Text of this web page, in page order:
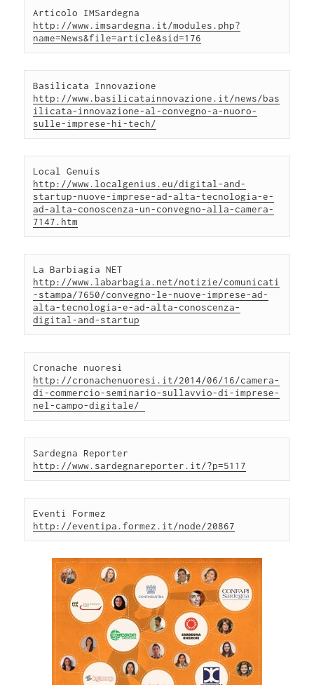
http://www.imsardegna.it/modules.php?
name=News&file=article&sid=176
http://www.basilicatainnovazione.it/news/bas
ilicata-innovazione-al-convegno-a-nuoro-
sulle-imprese-hi-tech/
http://www.localgenius.eu/digital-and-
startup-nuove-imprese-ad-alta-tecnologia-e-
ad-alta-conoscenza-un-convegno-alla-camera-
7147.htm
http://www.labarbagia.net/notizie/comunicati
-stampa/7650/convegno-le-nuove-imprese-ad-
alta-tecnologia-e-ad-alta-conoscenza-
digital-and-startup
http://cronachenuoresi.it/2014/06/16/camera-
di-commercio-seminario-sullavvio-di-imprese-
nel-campo-digitale/